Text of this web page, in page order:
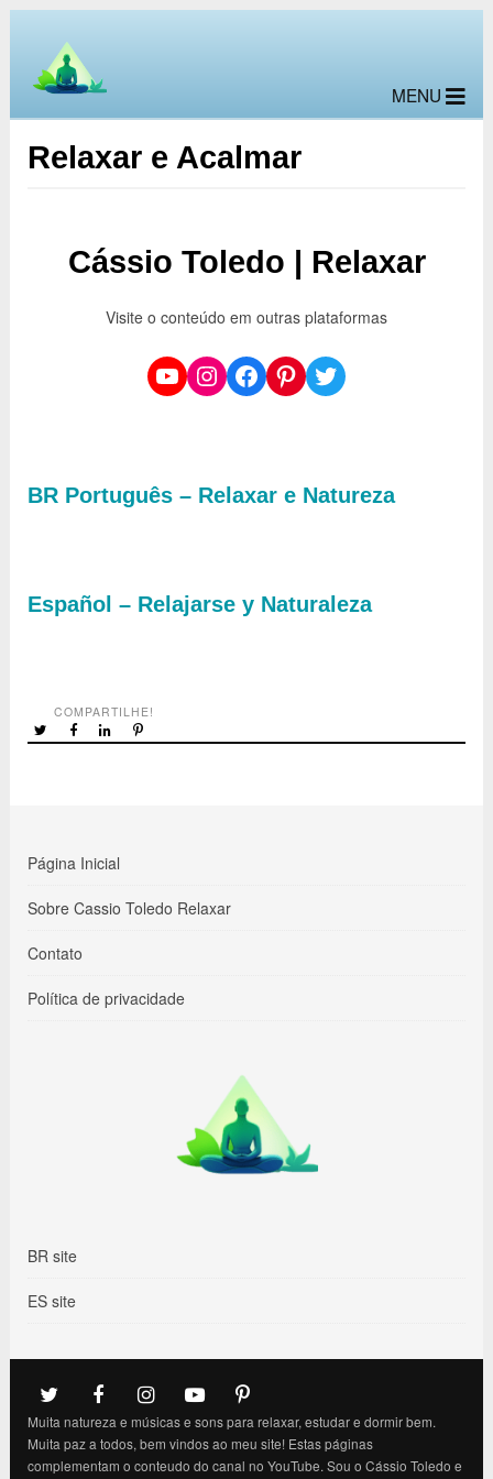
MENU
Relaxar e Acalmar
Cássio Toledo | Relaxar
Visite o conteúdo em outras plataformas
YouTube
Instagram
Facebook
Pinterest
Twitter
BR Português – Relaxar e Natureza
Español – Relajarse y Naturaleza
COMPARTILHE!
Página Inicial
Sobre Cassio Toledo Relaxar
Contato
Política de privacidade
BR site
ES site
Muita natureza e músicas e sons para relaxar, estudar e dormir bem.
Muita paz a todos, bem vindos ao meu site! Estas páginas
complementam o conteudo do canal no YouTube. Sou o Cássio Toledo e